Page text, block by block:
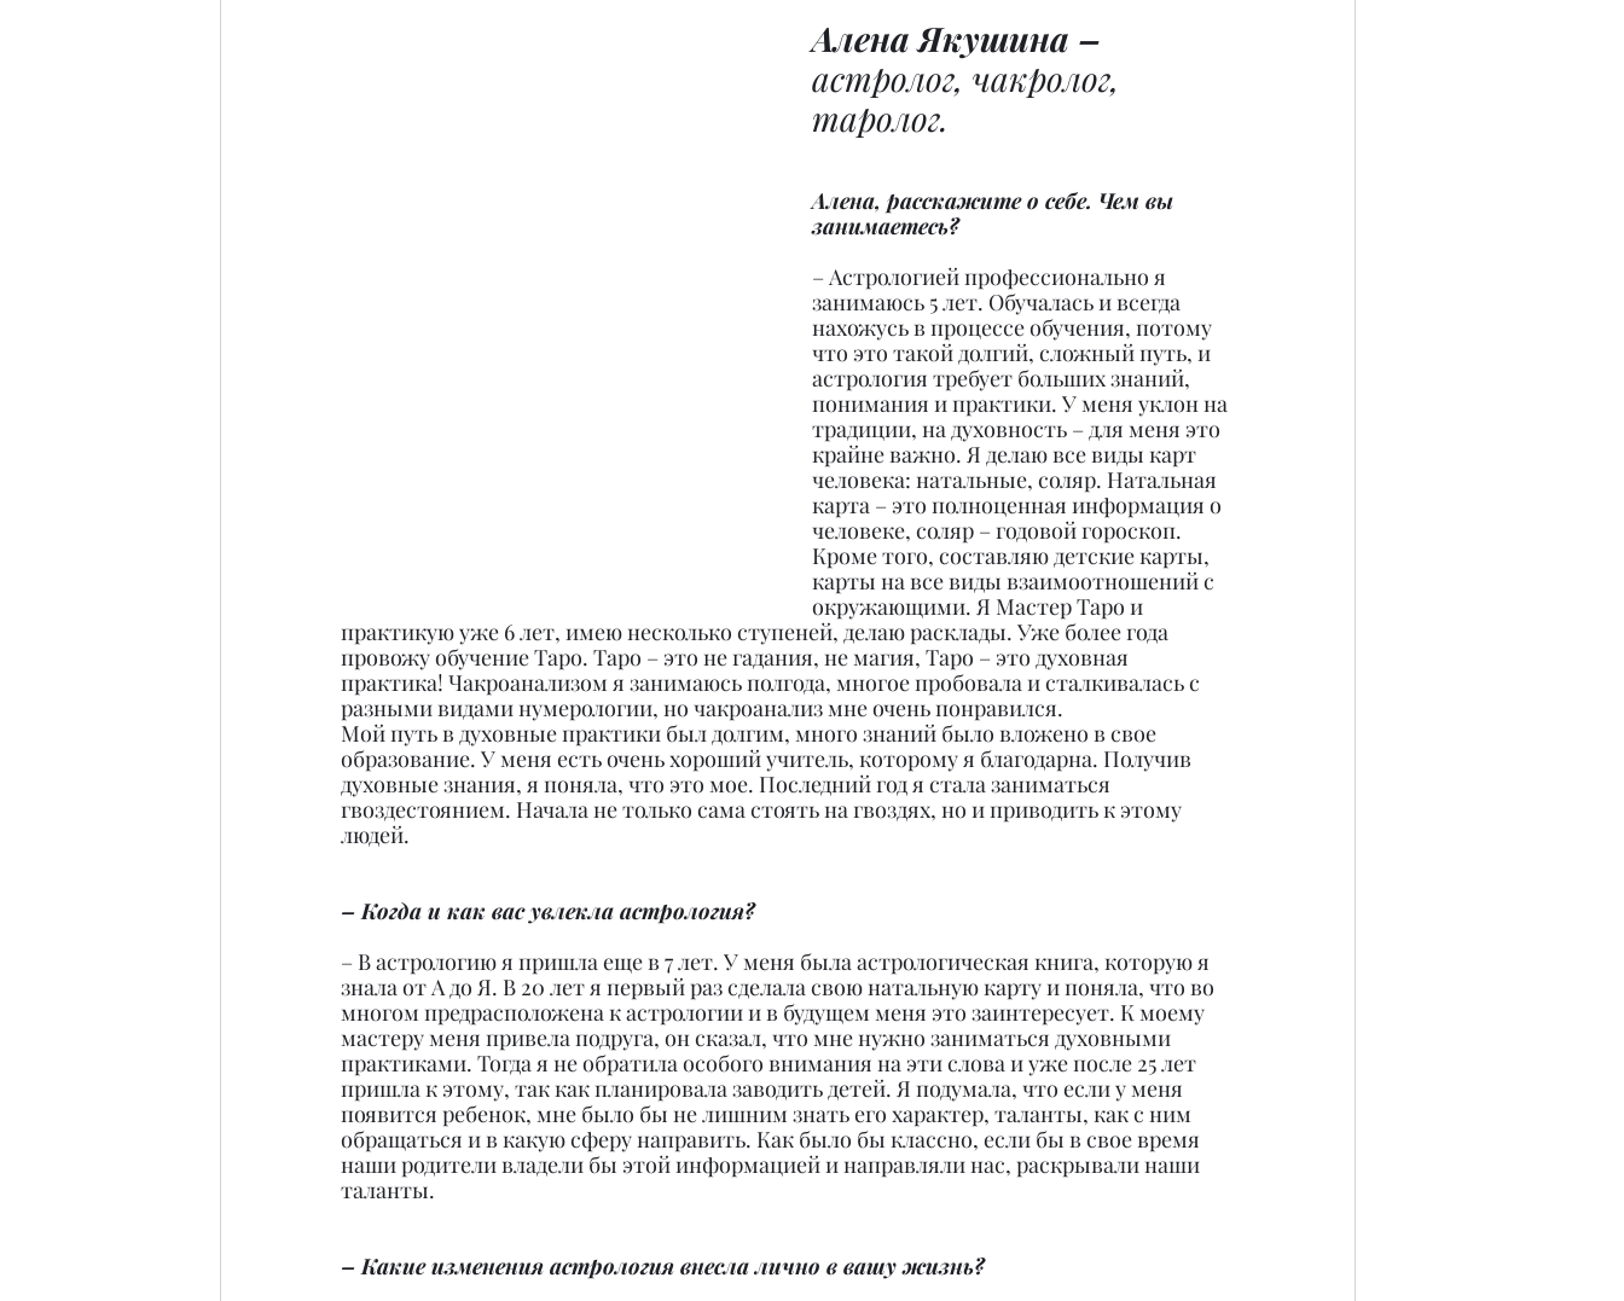
Алена Якушина –
астролог, чакролог,
таролог.
Алена, расскажите о себе. Чем вы
занимаетесь?
– Астрологией профессионально я
занимаюсь 5 лет. Обучалась и всегда
нахожусь в процессе обучения, потому
что это такой долгий, сложный путь, и
астрология требует больших знаний,
понимания и практики. У меня уклон на
традиции, на духовность – для меня это
крайне важно. Я делаю все виды карт
человека: натальные, соляр. Натальная
карта – это полноценная информация о
человеке, соляр – годовой гороскоп.
Кроме того, составляю детские карты,
карты на все виды взаимоотношений с
окружающими. Я Мастер Таро и
практикую уже 6 лет, имею несколько ступеней, делаю расклады. Уже более года
провожу обучение Таро. Таро – это не гадания, не магия, Таро – это духовная
практика! Чакроанализом я занимаюсь полгода, многое пробовала и сталкивалась с
разными видами нумерологии, но чакроанализ мне очень понравился.
Мой путь в духовные практики был долгим, много знаний было вложено в свое
образование. У меня есть очень хороший учитель, которому я благодарна. Получив
духовные знания, я поняла, что это мое. Последний год я стала заниматься
гвоздестоянием. Начала не только сама стоять на гвоздях, но и приводить к этому
людей.
– Когда и как вас увлекла астрология?
– В астрологию я пришла еще в 7 лет. У меня была астрологическая книга, которую я
знала от А до Я. В 20 лет я первый раз сделала свою натальную карту и поняла, что во
многом предрасположена к астрологии и в будущем меня это заинтересует. К моему
мастеру меня привела подруга, он сказал, что мне нужно заниматься духовными
практиками. Тогда я не обратила особого внимания на эти слова и уже после 25 лет
пришла к этому, так как планировала заводить детей. Я подумала, что если у меня
появится ребенок, мне было бы не лишним знать его характер, таланты, как с ним
обращаться и в какую сферу направить. Как было бы классно, если бы в свое время
наши родители владели бы этой информацией и направляли нас, раскрывали наши
таланты.
– Какие изменения астрология внесла лично в вашу жизнь?